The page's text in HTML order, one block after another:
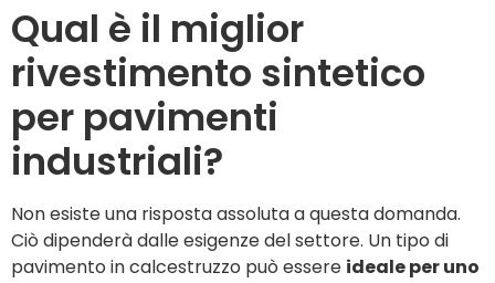
Qual è il miglior
rivestimento sintetico
per pavimenti
industriali?
Non esiste una risposta assoluta a questa domanda.
Ciò dipenderà dalle esigenze del settore. Un tipo di
pavimento in calcestruzzo può essere ideale per uno